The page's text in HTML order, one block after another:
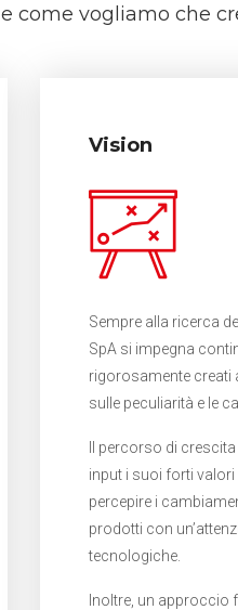
come vogliamo che
Vision
Sempre alla ricerca
SpA si impegna
rigorosamente creati
sulle peculiarità e le
Il percorso di
input i suoi forti
percepire i
prodotti con
tecnologiche.
Inoltre, un approccio